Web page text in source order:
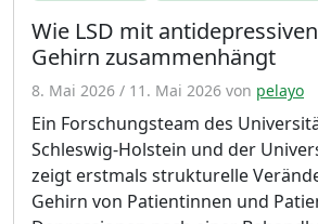
Wie LSD mit
Gehirn zusammenhängt
8. Mai 2026 / 11. Mai 2026 von pelayo
Ein Forschungsteam des
Schleswig-Holstein und der
zeigt erstmals strukturelle
Gehirn von Patientinnen und